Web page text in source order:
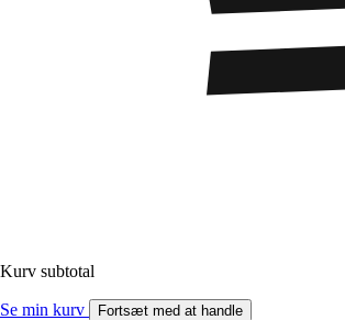
Kurv subtotal
Se min kurv Fortsæt med at handle